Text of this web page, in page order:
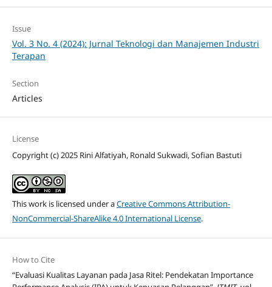
Issue
Vol. 3 No. 4 (2024): Jurnal Teknologi dan Manajemen Industri
Terapan
Section
Articles
License
Copyright (c) 2025 Rini Alfatiyah, Ronald Sukwadi, Sofian Bastuti
This work is licensed under aCreative Commons Attribution-
NonCommercial-ShareAlike 4.0 International License.
How to Cite
“Evaluasi Kualitas Layanan pada Jasa Ritel: Pendekatan Importance